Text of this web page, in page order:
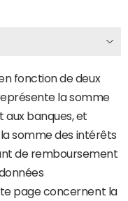
fonction de deux
la somme
aux banques, et
somme des intérêts
de remboursement
page concernent la